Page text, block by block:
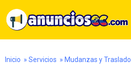
Inicio » Servicios » Mudanzas y Traslado